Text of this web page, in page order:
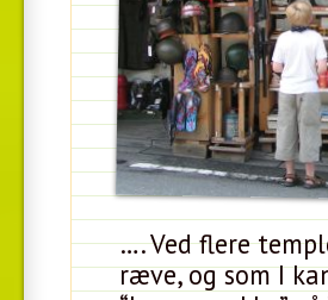
…. Ved flere
ræve, og som I